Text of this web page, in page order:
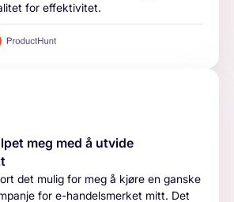
for effektivitet.
meg med å utvide
det mulig for meg å kjøre en ganske
for e-handelsmerket mitt. Det